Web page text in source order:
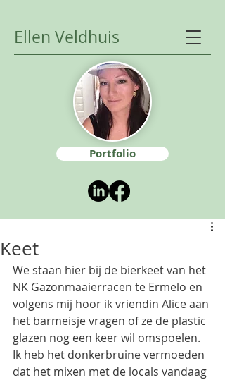
Ellen Veldhuis
Portfolio
Keet
We staan hier bij de bierkeet van het
NK Gazonmaaierracen te Ermelo en
volgens mij hoor ik vriendin Alice aan
het barmeisje vragen of ze de plastic
glazen nog een keer wil omspoelen.
Ik heb het donkerbruine vermoeden
dat het mixen met de locals vandaag